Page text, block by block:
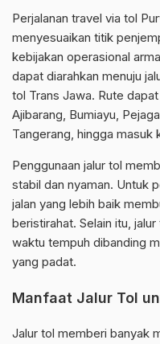
Perjalanan travel via tol
menyesuaikan titik
kebijakan operasional
dapat diarahkan menuju
tol Trans Jawa. Rute
Ajibarang, Bumiayu,
Tangerang, hingga masuk
Penggunaan jalur tol
stabil dan nyaman. Untuk
jalan yang lebih baik
beristirahat. Selain itu,
waktu tempuh dibanding
yang padat.
Manfaat Jalur Tol
Jalur tol memberi banyak